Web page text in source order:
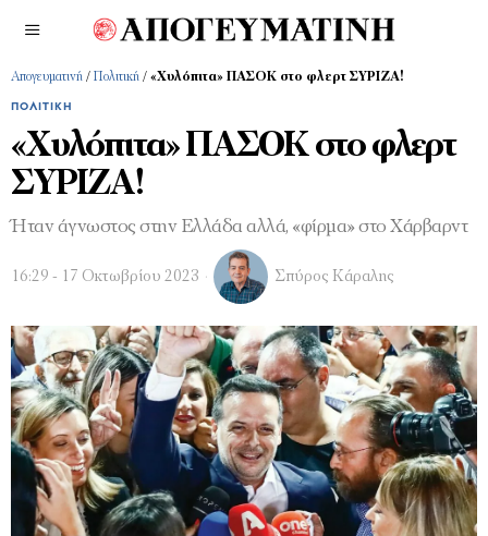
Απογευματινή / Πολιτική / «Χυλόπιτα» ΠΑΣΟΚ στο φλερτ ΣΥΡΙΖΑ!
ΠΟΛΙΤΙΚΉ
«Χυλόπιτα» ΠΑΣΟΚ στο φλερτ
ΣΥΡΙΖΑ!
Ήταν άγνωστος στην Ελλάδα αλλά, «φίρμα» στο Χάρβαρντ
16:29 - 17 Οκτωβρίου 2023 Σπύρος Κάραλης